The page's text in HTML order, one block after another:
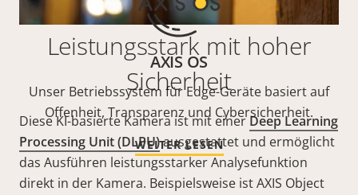
Leistungsstark mit hoher
Sicherheit
Diese KI-basierte Kamera ist mit einerDeep Learning
Processing Unit (DLPU)ausgestattet und ermöglicht
das Ausführen leistungsstarker Analysefunktion
direkt in der Kamera. Beispielsweise ist AXIS Object
AXIS OS
Unser Betriebssystem für Edge-Geräte basiert auf
Offenheit, Transparenz und Cybersicherheit.
WEITER LESEN